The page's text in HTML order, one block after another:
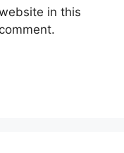
in this